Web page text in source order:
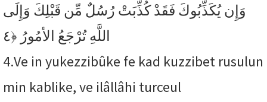
وَإِن يُكَذِّبُوكَ فَقَدْ كُذِّبَتْ رُسُلٌ مِّن قَبْلِكَ وَإِلَى
اللَّهِ تُرْجَعُ الأمُورُ ﴿٤
4.Ve in yukezzibûke fe kad kuzzibet rusulun
min kablike, ve ilâllâhi turceul